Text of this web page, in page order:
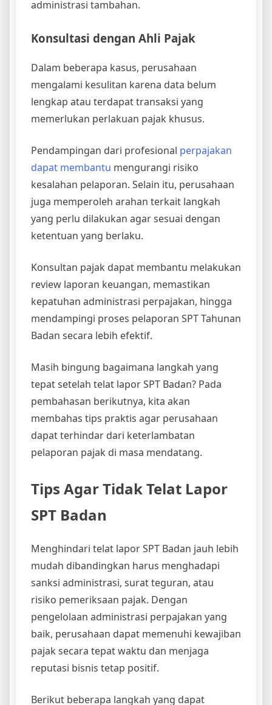
administrasi tambahan.
Konsultasi dengan Ahli Pajak
Dalam beberapa kasus, perusahaan
mengalami kesulitan karena data belum
lengkap atau terdapat transaksi yang
memerlukan perlakuan pajak khusus.
Pendampingan dari profesional perpajakan
dapat membantu mengurangi risiko
kesalahan pelaporan. Selain itu, perusahaan
juga memperoleh arahan terkait langkah
yang perlu dilakukan agar sesuai dengan
ketentuan yang berlaku.
Konsultan pajak dapat membantu melakukan
review laporan keuangan, memastikan
kepatuhan administrasi perpajakan, hingga
mendampingi proses pelaporan SPT Tahunan
Badan secara lebih efektif.
Masih bingung bagaimana langkah yang
tepat setelah telat lapor SPT Badan? Pada
pembahasan berikutnya, kita akan
membahas tips praktis agar perusahaan
dapat terhindar dari keterlambatan
pelaporan pajak di masa mendatang.
Tips Agar Tidak Telat Lapor
SPT Badan
Menghindari telat lapor SPT Badan jauh lebih
mudah dibandingkan harus menghadapi
sanksi administrasi, surat teguran, atau
risiko pemeriksaan pajak. Dengan
pengelolaan administrasi perpajakan yang
baik, perusahaan dapat memenuhi kewajiban
pajak secara tepat waktu dan menjaga
reputasi bisnis tetap positif.
Berikut beberapa langkah yang dapat